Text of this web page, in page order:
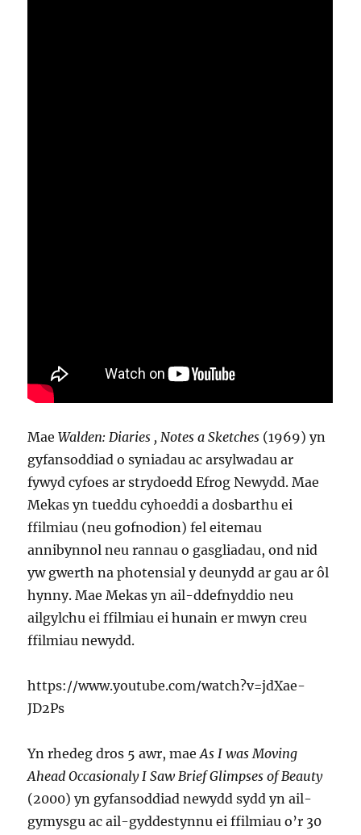
MaeWalden: Diaries , Notes a Sketches (1969) yn
gyfansoddiad o syniadau ac arsylwadau ar
fywyd cyfoes ar strydoedd Efrog Newydd. Mae
Mekas yn tueddu cyhoeddi a dosbarthu ei
ffilmiau (neu gofnodion) fel eitemau
annibynnol neu rannau o gasgliadau, ond nid
yw gwerth na photensial y deunydd ar gau ar ôl
hynny. Mae Mekas yn ail-ddefnyddio neu
ailgylchu ei ffilmiau ei hunain er mwyn creu
ffilmiau newydd.
https://www.youtube.com/watch?v=jdXae-
JD2Ps
Yn rhedeg dros 5 awr, maeAs I was Moving
Ahead Occasionaly I Saw Brief Glimpses of Beauty
(2000) yn gyfansoddiad newydd sydd yn ail-
gymysgu ac ail-gyddestynnu ei ffilmiau o’r 30